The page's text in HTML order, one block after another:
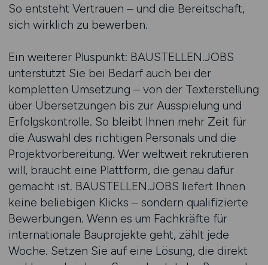
So entsteht Vertrauen – und die Bereitschaft,
sich wirklich zu bewerben.
Ein weiterer Pluspunkt: BAUSTELLEN.JOBS
unterstützt Sie bei Bedarf auch bei der
kompletten Umsetzung – von der Texterstellung
über Übersetzungen bis zur Ausspielung und
Erfolgskontrolle. So bleibt Ihnen mehr Zeit für
die Auswahl des richtigen Personals und die
Projektvorbereitung. Wer weltweit rekrutieren
will, braucht eine Plattform, die genau dafür
gemacht ist. BAUSTELLEN.JOBS liefert Ihnen
keine beliebigen Klicks – sondern qualifizierte
Bewerbungen. Wenn es um Fachkräfte für
internationale Bauprojekte geht, zählt jede
Woche. Setzen Sie auf eine Lösung, die direkt